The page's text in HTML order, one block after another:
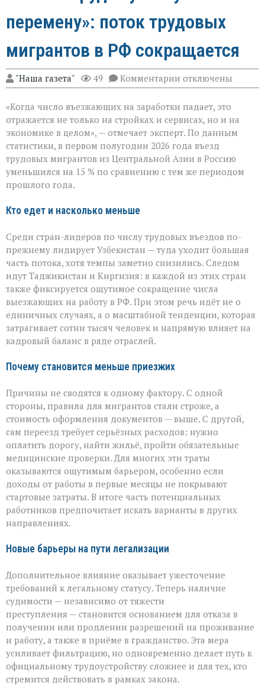
перемену»: поток трудовых
мигрантов в РФ сокращается
"Наша газета" 49 Комментарии к
записи
труда
чувствует
перемену»:
поток
трудовых
мигрантов
в
РФ
отключены
«Когда число въезжающих на заработки падает, это
отражается не только на стройках и сервисах, но и на
экономике в целом», — отмечает эксперт. По данным
статистики, в первом полугодии 2026 года въезд
трудовых мигрантов из Центральной Азии в Россию
уменьшился на 15 % по сравнению с тем же периодом
прошлого года.
Кто едет и насколько меньше
Среди стран-лидеров по числу трудовых въездов по-
прежнему лидирует Узбекистан — туда уходит большая
часть потока, хотя темпы заметно снизились. Следом
идут Таджикистан и Киргизия: в каждой из этих стран
также фиксируется ощутимое сокращение числа
выезжающих на работу в РФ. При этом речь идёт не о
единичных случаях, а о масштабной тенденции, которая
затрагивает сотни тысяч человек и напрямую влияет на
кадровый баланс в ряде отраслей.
Почему становится меньше приезжих
Причины не сводятся к одному фактору. С одной
стороны, правила для мигрантов стали строже, а
стоимость оформления документов — выше. С другой,
сам переезд требует серьёзных расходов: нужно
оплатить дорогу, найти жильё, пройти обязательные
медицинские проверки. Для многих эти траты
оказываются ощутимым барьером, особенно если
доходы от работы в первые месяцы не покрывают
стартовые затраты. В итоге часть потенциальных
работников предпочитает искать варианты в других
направлениях.
Новые барьеры на пути легализации
Дополнительное влияние оказывает ужесточение
требований к легальному статусу. Теперь наличие
судимости — независимо от тяжести
преступления — становится основанием для отказа в
получении или продлении разрешений на проживание
и работу, а также в приёме в гражданство. Эта мера
усиливает фильтрацию, но одновременно делает путь к
официальному трудоустройству сложнее и для тех, кто
стремится действовать в рамках закона.